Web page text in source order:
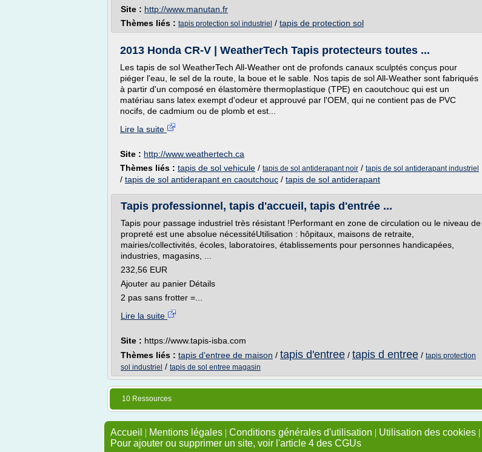
Site : http://www.manutan.fr
Thèmes liés : tapis protection sol industriel / tapis de protection sol
2013 Honda CR-V | WeatherTech Tapis protecteurs toutes ...
Les tapis de sol WeatherTech All-Weather ont de profonds canaux sculptés conçus pour
piéger l'eau, le sel de la route, la boue et le sable. Nos tapis de sol All-Weather sont fabriqués
à partir d'un composé en élastomère thermoplastique (TPE) en caoutchouc qui est un
matériau sans latex exempt d'odeur et approuvé par l'OEM, qui ne contient pas de PVC
nocifs, de cadmium ou de plomb et est...
Lire la suite
Site : http://www.weathertech.ca
Thèmes liés : tapis de sol vehicule / tapis de sol antiderapant noir / tapis de sol antiderapant industriel
/ tapis de sol antiderapant en caoutchouc / tapis de sol antiderapant
Tapis professionnel, tapis d'accueil, tapis d'entrée ...
Tapis pour passage industriel très résistant !Performant en zone de circulation ou le niveau de
propreté est une absolue nécessitéUtilisation : hôpitaux, maisons de retraite,
mairies/collectivités, écoles, laboratoires, établissements pour personnes handicapées,
industries, magasins, ...
232,56 EUR
Ajouter au panier Détails
2 pas sans frotter =...
Lire la suite
Site : https://www.tapis-isba.com
Thèmes liés : tapis d'entree de maison / tapis d'entree / tapis d entree / tapis protection
sol industriel / tapis de sol entree magasin
10 Ressources
Accueil | Mentions légales | Conditions générales d'utilisation | Utilisation des cookies |
Pour ajouter ou supprimer un site, voir l'article 4 des CGUs